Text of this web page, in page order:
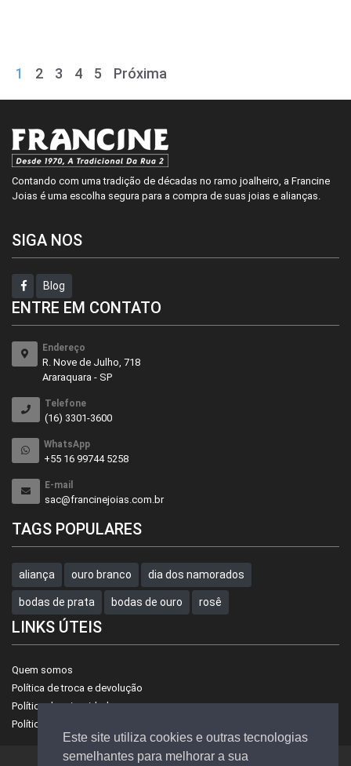
Este site utiliza cookies e outras tecnologias
semelhantes para melhorar a sua
1 2 3 4 5 Próxima
Contando com uma tradição de décadas no ramo joalheiro, a Francine
Joias é uma escolha segura para a compra de suas joias e alianças.
SIGA NOS
Blog
ENTRE EM CONTATO
Endereço
R. Nove de Julho, 718
Araraquara - SP
Telefone
(16) 3301-3600
WhatsApp
+55 16 99744 5258
E-mail
sac@francinejoias.com.br
TAGS POPULARES
aliança ouro branco dia dos namorados
bodas de prata bodas de ouro rosê
LINKS ÚTEIS
Quem somos
Política de troca e devolução
Política de privacidade
Política de preços